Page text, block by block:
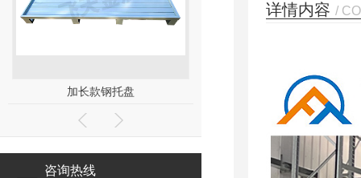
加长款钢托盘 钢制盛漏（渗漏）托盘
咨询热线
详情内容 /